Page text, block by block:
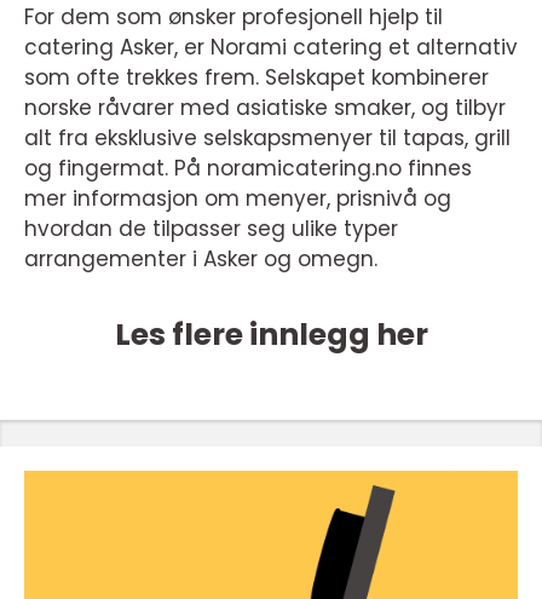
For dem som ønsker profesjonell hjelp til
catering Asker, er Norami catering et alternativ
som ofte trekkes frem. Selskapet kombinerer
norske råvarer med asiatiske smaker, og tilbyr
alt fra eksklusive selskapsmenyer til tapas, grill
og fingermat. På noramicatering.no finnes
mer informasjon om menyer, prisnivå og
hvordan de tilpasser seg ulike typer
arrangementer i Asker og omegn.
Les flere innlegg her